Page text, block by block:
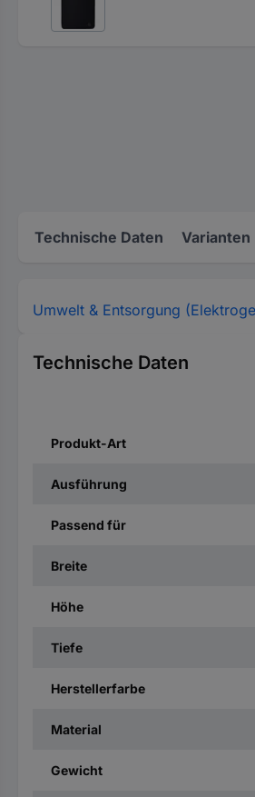
Technische Daten Varianten
Umwelt & Entsorgung
Technische Daten
Produkt-Art
Ausführung
Passend für
Breite
Höhe
Tiefe
Herstellerfarbe
Material
Gewicht